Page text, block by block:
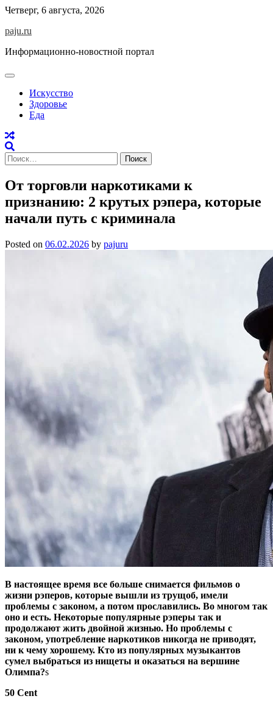
Skip
content
Четверг, 6 августа, 2026
paju.ru
Информационно-новостной портал
Искусство
Здоровье
Еда
Найти:
От торговли наркотиками к
признанию: 2 крутых рэпера, которые
начали путь с криминала
Posted on 06.02.2026 by pajuru
В настоящее время все больше снимается фильмов о
жизни рэперов, которые вышли из трущоб, имели
проблемы с законом, а потом прославились. Во многом так
оно и есть. Некоторые популярные рэперы так и
продолжают жить двойной жизнью. Но проблемы с
законом, употребление наркотиков никогда не приводят,
ни к чему хорошему. Кто из популярных музыкантов
сумел выбраться из нищеты и оказаться на вершине
Олимпа?s
50 Cent